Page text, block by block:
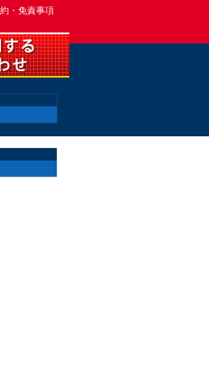
・免責事項